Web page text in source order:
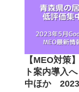
【MEO対策
ト案内導入
中ほか 2023